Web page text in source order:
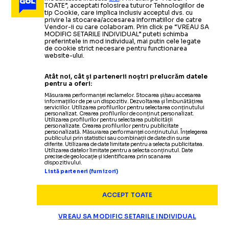
CAMPIONATE
FIFA, MESAJ FURIOS Acuză că existăo conspirație
TOATE”, acceptati folosirea tuturor Tehnologiilor de
tip Cookie, care implica inclusiv acceptul dvs. cu
privire la stocarea/accesarea informatiilor de catre
Vendor-ii cu care colaboram. Prin click pe “VREAU SA
MODIFIC SETARILE INDIVIDUAL” puteti schimba
preferintele in mod individual, mai putin cele legate
de cookie strict necesare pentru functionarea
website-ului.
Atât noi, cât și partenerii noștri prelucrăm datele
pentru a oferi:
Măsurarea performanței reclamelor. Stocarea și/sau accesarea
informațiilor de pe un dispozitiv. Dezvoltarea și îmbunătățirea
serviciilor. Utilizarea profilurilor pentru selectarea conținutului
personalizat. Crearea profilurilor de conținut personalizat.
Utilizarea profilurilor pentru selectarea publicității
personalizate. Crearea profilurilor pentru publicitate
personalizată. Măsurarea performanței conținutului. Înțelegerea
publicului prin statistici sau combinații de date din surse
diferite. Utilizarea de date limitate pentru a selecta publicitatea.
Utilizarea datelor limitate pentru a selecta conținutul. Date
precise de geolocație și identificarea prin scanarea
dispozitivului.
Listă parteneri (furnizori)
ACCEPT TOATE
VREAU SA MODIFIC SETARILE INDIVIDUAL